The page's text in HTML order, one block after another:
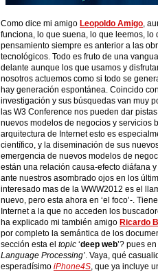
Como dice mi amigo Leopoldo Amigo,
funciona, lo que suena, lo que leemos,
pensamiento siempre es anterior a las
tecnológicos. Todo es fruto de una
delante aunque los que usamos y
nosotros actuemos como si todo se
hay generación espontánea. Coincido
investigación y sus búsquedas van muy
las W3 Conference nos pueden dar
nuevos modelos de negocios y servicios
arquitectura de Internet esto es
científico, y la diseminación de sus
emergencia de nuevos modelos de
están una relación causa-efecto diáfana
ante nuestros asombrado ojos en los
interesado mas de la WWW2012 es el
nuevo, pero esta ahora en ‘el foco’-.
Internet a la que no acceden los
ha explicado mi también amigo Ricardo
por completo la semántica de los
sección esta el topic ‘deep web’? pues
Language Processing’. Vaya, qué
esperadísimo iPhone4S, que ya incluye